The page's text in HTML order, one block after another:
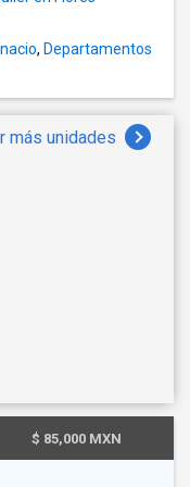
, Departamentos
más unidades
$ 85,000 MXN